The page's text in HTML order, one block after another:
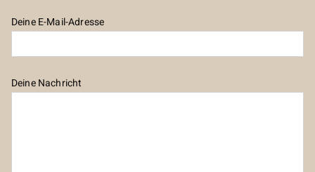
Deine E-Mail-Adresse
Deine Nachricht